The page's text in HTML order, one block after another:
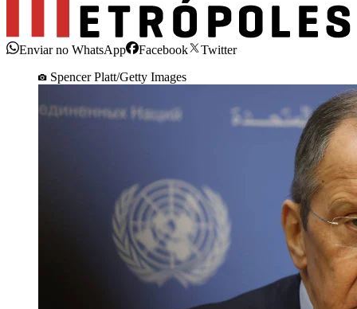
Enviar no WhatsApp Facebook
Twitter
Spencer Platt/Getty Images